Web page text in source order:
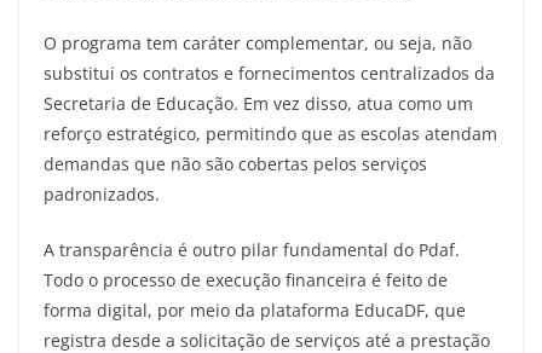
O programa tem caráter complementar, ou seja, não
substitui os contratos e fornecimentos centralizados da
Secretaria de Educação. Em vez disso, atua como um
reforço estratégico, permitindo que as escolas atendam
demandas que não são cobertas pelos serviços
padronizados.
A transparência é outro pilar fundamental do Pdaf.
Todo o processo de execução financeira é feito de
forma digital, por meio da plataforma EducaDF, que
registra desde a solicitação de serviços até a prestação